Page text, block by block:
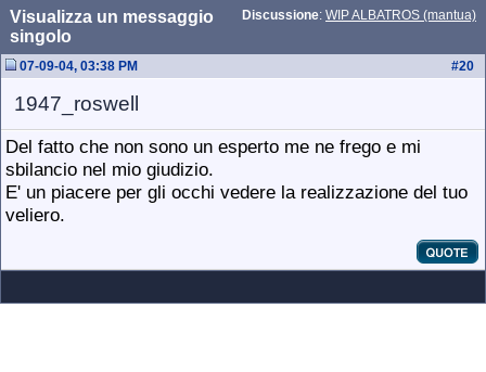
Discussione: WIP ALBATROS (mantua)
Visualizza un messaggio
singolo
#20
07-09-04, 03:38 PM
1947_roswell
Del fatto che non sono un esperto me ne frego e mi
sbilancio nel mio giudizio.
E' un piacere per gli occhi vedere la realizzazione del tuo
veliero.